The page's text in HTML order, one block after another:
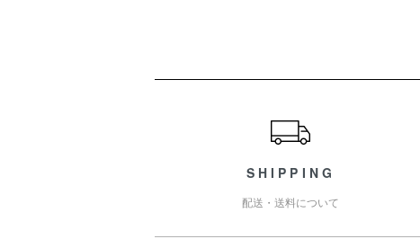
SHIPPING
配送・送料について